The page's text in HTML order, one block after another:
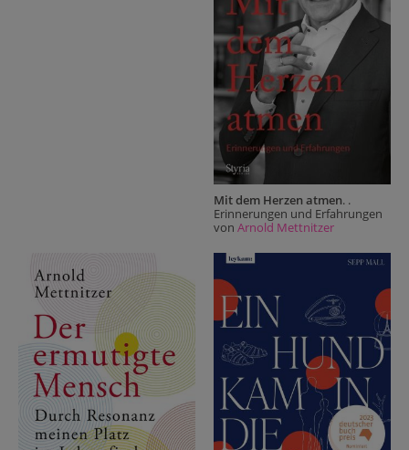
Mit dem Herzen atmen. .
Erinnerungen und Erfahrungen
von Arnold Mettnitzer